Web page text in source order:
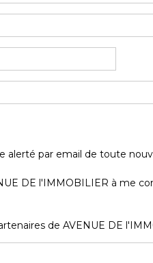
alerté par email de toute
DE l'IMMOBILIER à me
de AVENUE DE